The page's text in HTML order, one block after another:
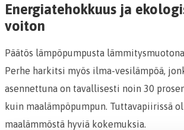
Energiatehokkuus ja
voiton
Päätös lämpöpumpusta
Perhe harkitsi myös ilma-vesilämpöä,
asennettuna on tavallisesti noin 30
kuin maalämpöpumpun. Tuttavapiirissä
maalämmöstä hyviä kokemuksia.